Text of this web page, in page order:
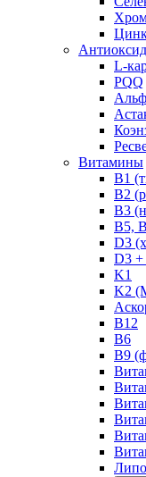
L-
PQQ
Витамины
B1
B2
B3
B5,
D3
D3
K1
K2
В12
В6
В9